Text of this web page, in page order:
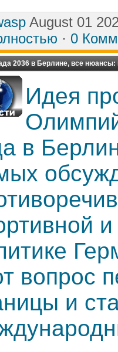
August 01
· 0
2036 в Берлине, все нюансы:
Идея
в
вопрос
и